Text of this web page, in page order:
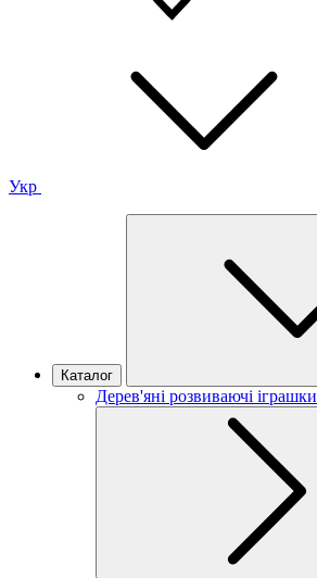
Укр
Каталог
Дерев'яні розвиваючі іграшки